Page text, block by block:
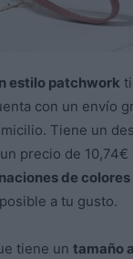
estilo patchwork
con un envío
Tiene un
precio de
de
a tu gusto.
tiene un tamaño